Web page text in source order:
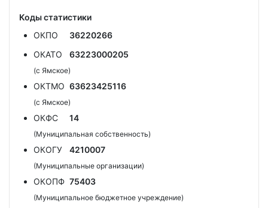
Коды статистики
ОКПО
36220266
ОКАТО
63223000205
(с Ямское)
ОКТМО 63623425116
(с Ямское)
ОКФС 14
(Муниципальная собственность)
ОКОГУ 4210007
(Муниципальные организации)
ОКОПФ 75403
(Муниципальное бюджетное учреждение)